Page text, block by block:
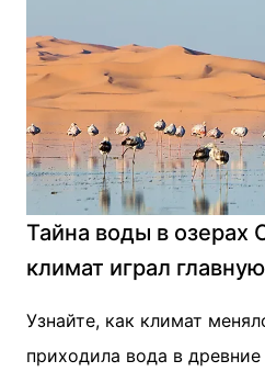
Тайна воды в озерах
климат играл
Узнайте, как климат
приходила вода в